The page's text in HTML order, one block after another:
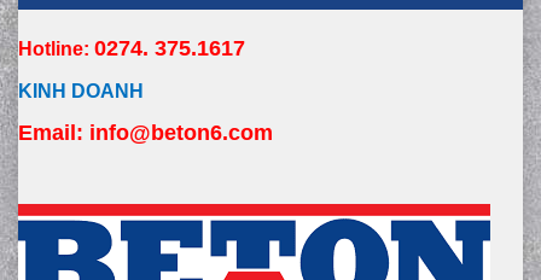
Hotline: 0274. 375.1617
KINH DOANH
Email: info@beton6.com